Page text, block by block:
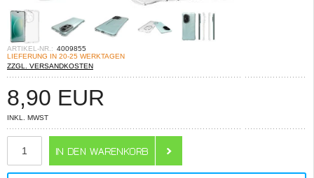
ARTIKEL-NR.: 4009855
LIEFERUNG IN 20-25 WERKTAGEN
ZZGL. VERSANDKOSTEN
8,90 EUR
INKL. MWST